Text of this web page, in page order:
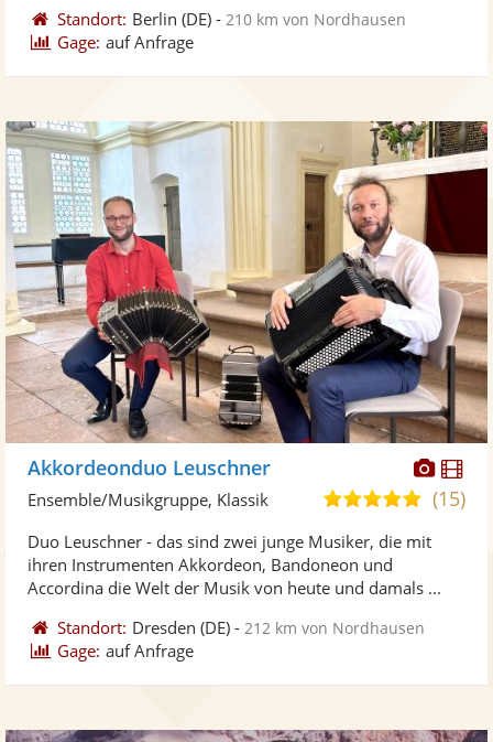
Standort: Berlin (DE) - 210 km von Nordhausen
Gage: auf Anfrage
Akkordeonduo Leuschner
5,0
5
Sternen
(15)
Ensemble/Musikgruppe, Klassik
Duo Leuschner - das sind zwei junge Musiker, die mit
ihren Instrumenten Akkordeon, Bandoneon und
Accordina die Welt der Musik von heute und damals ...
Standort: Dresden (DE) - 212 km von Nordhausen
Gage: auf Anfrage